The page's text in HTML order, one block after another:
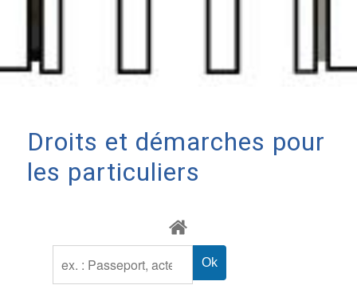
Droits et démarches pour
les particuliers